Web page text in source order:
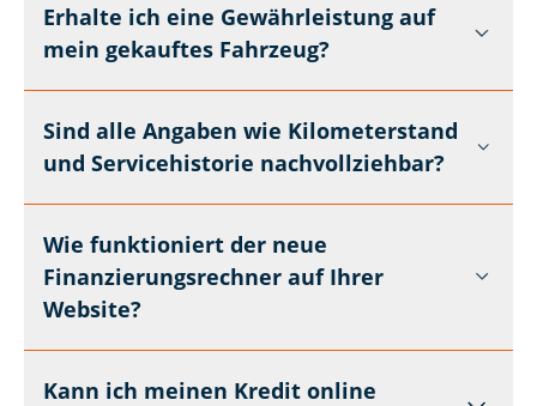
Erhalte ich eine Gewährleistung auf
mein gekauftes Fahrzeug?
Sind alle Angaben wie Kilometerstand
und Servicehistorie nachvollziehbar?
Wie funktioniert der neue
Finanzierungsrechner auf Ihrer
Website?
Kann ich meinen Kredit online